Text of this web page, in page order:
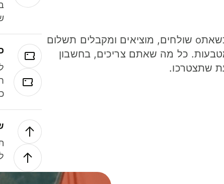
חסכו כסף כשאתo שולחים, מוציאים ומקבלים תשלום
40 מטבעות. כל מה שאתם צריכים, בחשבון
שתצטרכו.